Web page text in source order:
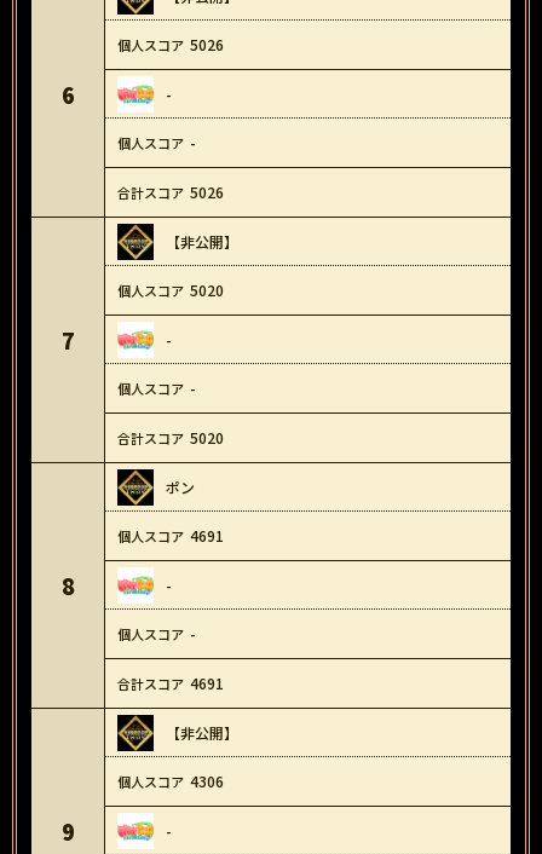
6
5026
-
-
5026
7
【非公開】
5020
-
-
5020
8
ポン
4691
-
-
4691
9
【非公開】
4306
-